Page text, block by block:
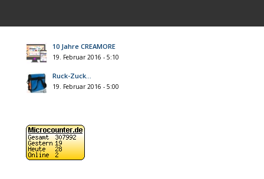
10 Jahre CREAMORE
19. Februar 2016 - 5:10
Ruck-Zuck…
19. Februar 2016 - 5:00